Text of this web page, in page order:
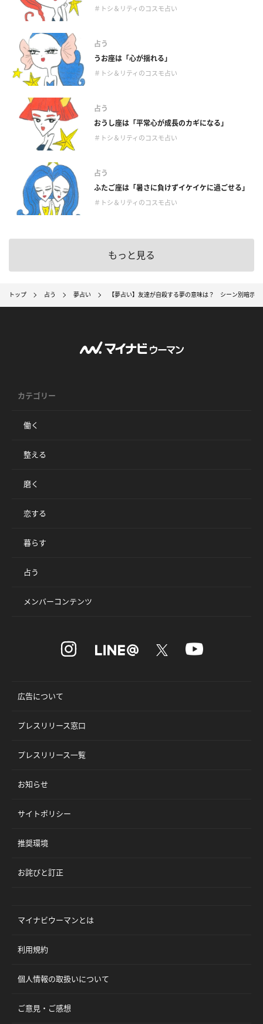
＃トシ＆リティのコスモ占い
占う
うお座は「心が揺れる」
＃トシ＆リティのコスモ占い
占う
おうし座は「平常心が成長のカギになる」
＃トシ＆リティのコスモ占い
占う
ふたご座は「暑さに負けずイケイケに過ごせる」
＃トシ＆リティのコスモ占い
もっと見る
トップ 占う 夢占い 【夢占い】友達が自殺する夢の意味は？ シーン別暗示
カテゴリー
働く
整える
磨く
恋する
暮らす
占う
メンバーコンテンツ
広告について
プレスリリース窓口
プレスリリース一覧
お知らせ
サイトポリシー
推奨環境
お詫びと訂正
マイナビウーマンとは
利用規約
個人情報の取扱いについて
ご意見・ご感想